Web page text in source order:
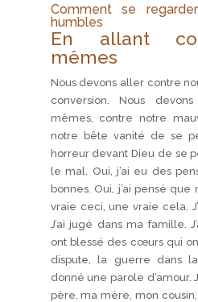
Comment se
humbles
En allant
mêmes
Nous devons aller contre
conversion. Nous
mêmes, contre notre
notre bête vanité de se
horreur devant Dieu de se
le mal. Oui, j’ai eu des
bonnes. Oui, j’ai pensé que
vraie ceci, une vraie cela.
J’ai jugé dans ma famille.
ont blessé des cœurs qui
dispute, la guerre dans
donné une parole d’amour.
père, ma mère, mon